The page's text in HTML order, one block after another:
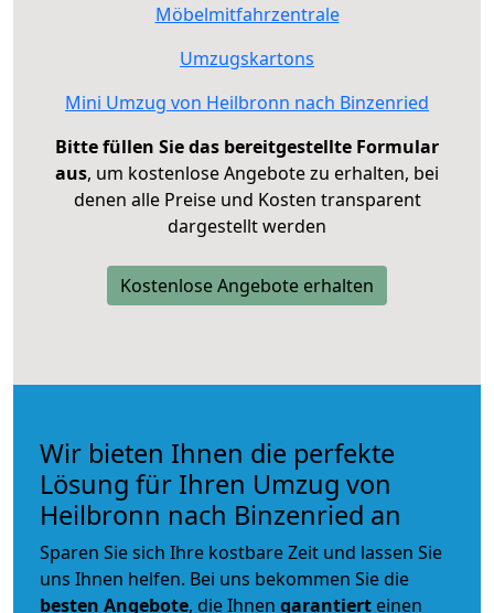
Möbelmitfahrzentrale
Umzugskartons
Mini Umzug von Heilbronn nach Binzenried
Bitte füllen Sie das bereitgestellte Formular
aus, um kostenlose Angebote zu erhalten, bei
denen alle Preise und Kosten transparent
dargestellt werden
Kostenlose Angebote erhalten
Wir bieten Ihnen die perfekte
Lösung für Ihren Umzug von
Heilbronn nach Binzenried an
Sparen Sie sich Ihre kostbare Zeit und lassen Sie
uns Ihnen helfen. Bei uns bekommen Sie die
besten Angebote, die Ihnen garantiert einen